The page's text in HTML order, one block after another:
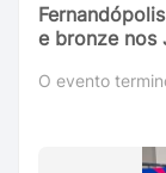
e bronze nos
O evento